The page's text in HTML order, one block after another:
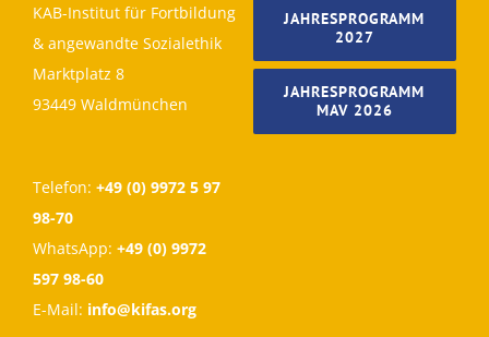
KAB-Institut für Fortbildung
& angewandte Sozialethik
Marktplatz 8
93449 Waldmünchen
JAHRESPROGRAMM
2027
JAHRESPROGRAMM
MAV 2026
Telefon: +49 (0) 9972 5 97
98-70
WhatsApp: +49 (0) 9972
597 98-60
E-Mail: info@kifas.org